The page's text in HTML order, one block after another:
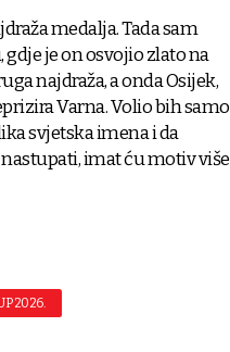
medalja. Tada sam
je on osvojio zlato na
najdraža, a onda Osijek,
Varna. Volio bih samo
svjetska imena i da
imat ću motiv više
2026.